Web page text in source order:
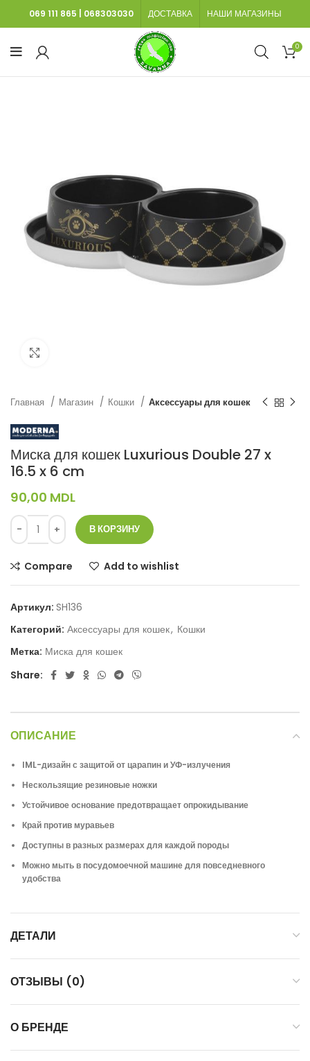
069 111 865 068303030 ДОСТАВКА НАШИ МАГАЗИНЫ
0
Главная Магазин Кошки Аксессуары для кошек
Миска для кошек Luxurious Double 27 x
16.5 x 6 cm
90,00 MDL
В КОРЗИНУ
Compare Add to wishlist
Артикул: SH136
Категорий: Аксессуары для кошек, Кошки
Метка: Миска для кошек
Share:
ОПИСАНИЕ
IML-дизайн с защитой от царапин и УФ-излучения
Нескользящие резиновые ножки
Устойчивое основание предотвращает опрокидывание
Край против муравьев
Доступны в разных размерах для каждой породы
Можно мыть в посудомоечной машине для повседневного
удобства
ДЕТАЛИ
ОТЗЫВЫ (0)
О БРЕНДЕ